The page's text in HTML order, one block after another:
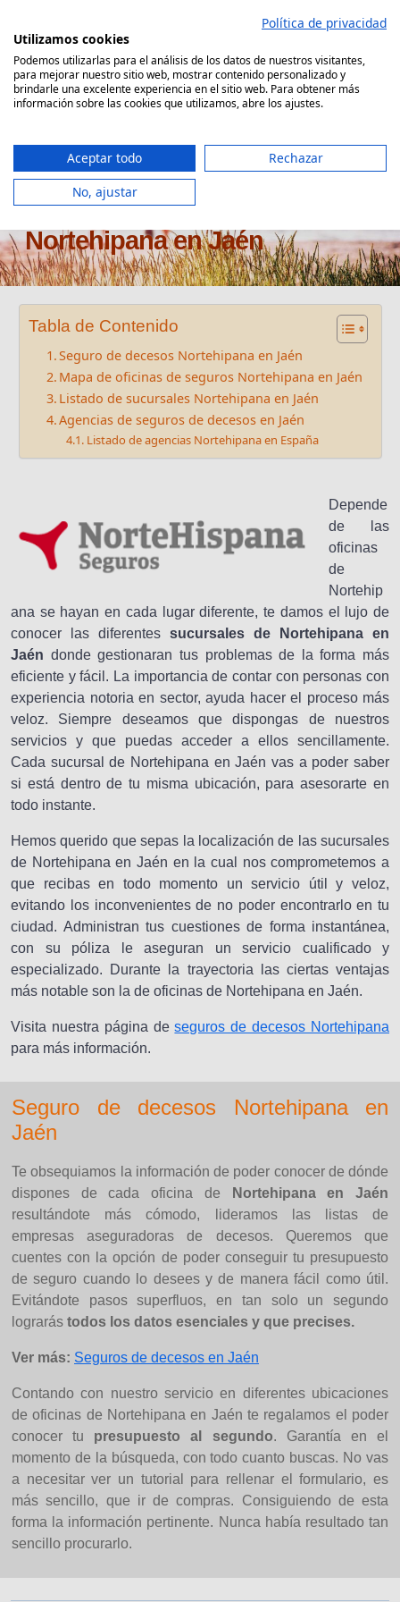
contenido
Comparador Seguro Decesos
Oficinas seguros de decesos
Nortehipana en Jaén
Tabla de Contenido
Seguro de decesos Nortehipana en Jaén
Mapa de oficinas de seguros Nortehipana en Jaén
Listado de sucursales Nortehipana en Jaén
Agencias de seguros de decesos en Jaén
Listado de agencias Nortehipana en España
Depende
de las
oficinas
de
Nortehip
ana se hayan en cada lugar diferente, te damos el lujo de
conocer las diferentes sucursales de Nortehipana en
Jaén donde gestionaran tus problemas de la forma más
eficiente y fácil. La importancia de contar con personas con
experiencia notoria en sector, ayuda hacer el proceso más
veloz. Siempre deseamos que dispongas de nuestros
servicios y que puedas acceder a ellos sencillamente.
Cada sucursal de Nortehipana en Jaén vas a poder saber
si está dentro de tu misma ubicación, para asesorarte en
todo instante.
Hemos querido que sepas la localización de las sucursales
de Nortehipana en Jaén en la cual nos comprometemos a
que recibas en todo momento un servicio útil y veloz,
evitando los inconvenientes de no poder encontrarlo en tu
ciudad. Administran tus cuestiones de forma instantánea,
con su póliza le aseguran un servicio cualificado y
especializado. Durante la trayectoria las ciertas ventajas
más notable son la de oficinas de Nortehipana en Jaén.
Visita nuestra página deseguros de decesos Nortehipana
para más información.
Seguro de decesos Nortehipana en
Jaén
Te obsequiamos la información de poder conocer de dónde
dispones de cada oficina de
Nortehipana en Jaén
resultándote más cómodo, lideramos las listas de
empresas aseguradoras de decesos. Queremos que
cuentes con la opción de poder conseguir tu presupuesto
de seguro cuando lo desees y de manera fácil como útil.
Evitándote pasos superfluos, en tan solo un segundo
lograrás todos los datos esenciales y que precises.
Ver más: Seguros de decesos en Jaén
Contando con nuestro servicio en diferentes ubicaciones
de oficinas de Nortehipana en Jaén te regalamos el poder
conocer tu presupuesto al segundo. Garantía en el
momento de la búsqueda, con todo cuanto buscas. No vas
a necesitar ver un tutorial para rellenar el formulario, es
más sencillo, que ir de compras. Consiguiendo de esta
forma la información pertinente. Nunca había resultado tan
sencillo procurarlo.
Política de privacidad
Utilizamos cookies
Podemos utilizarlas para el análisis de los datos de nuestros visitantes,
para mejorar nuestro sitio web, mostrar contenido personalizado y
brindarle una excelente experiencia en el sitio web. Para obtener más
información sobre las cookies que utilizamos, abre los ajustes.
Aceptar todo
Rechazar
No, ajustar